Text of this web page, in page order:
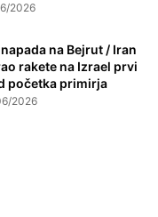
2026
na Bejrut / Iran
rakete na Izrael prvi
početka primirja
2026